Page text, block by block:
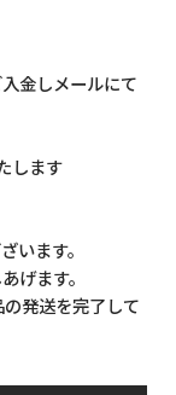
金しメールにて
します
います。
げます。
発送を完了して